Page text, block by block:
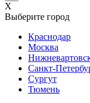
X
Выберите город
Краснодар
Москва
Санкт-
Сургут
Тюмень